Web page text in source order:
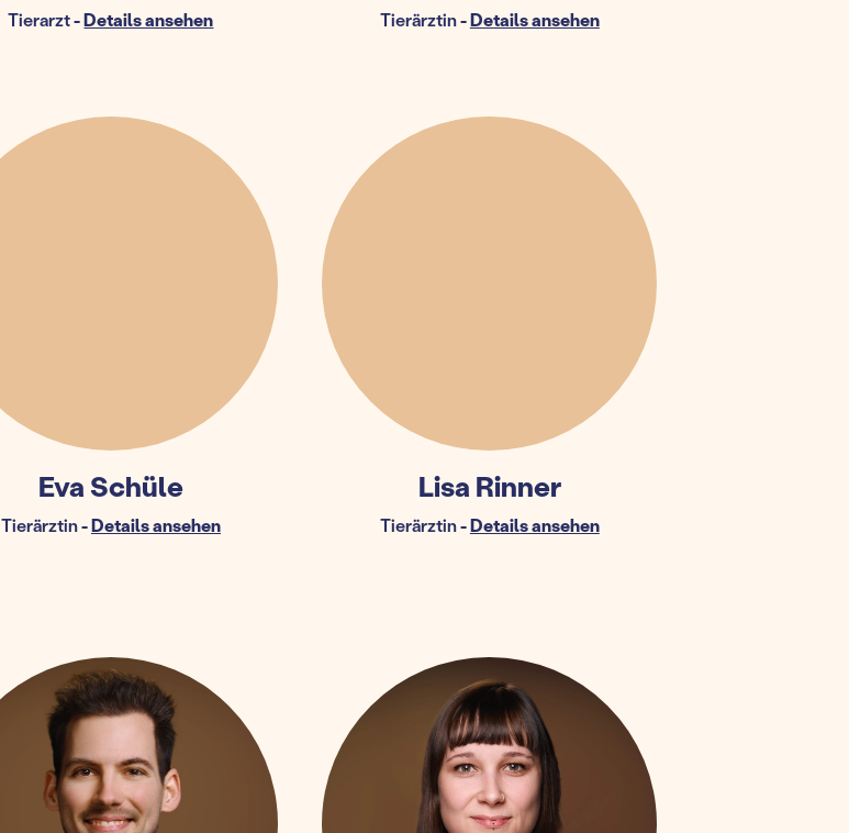
Tierarzt-Details ansehen Tierärztin-Details ansehen
Eva Schüle
Tierärztin-Details ansehen
Lisa Rinner
Tierärztin-Details ansehen